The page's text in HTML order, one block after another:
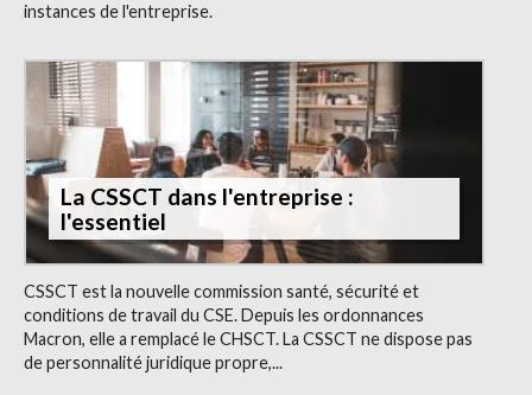
instances de l'entreprise.
La CSSCT dans l'entreprise :
l'essentiel
CSSCT est la nouvelle commission santé, sécurité et
conditions de travail du CSE. Depuis les ordonnances
Macron, elle a remplacé le CHSCT. La CSSCT ne dispose pas
de personnalité juridique propre,...